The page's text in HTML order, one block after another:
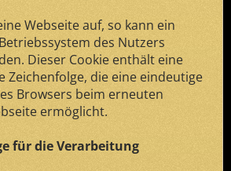
Webseite auf, so kann ein
des Nutzers
Dieser Cookie enthält eine
Zeichenfolge, die eine eindeutige
Browsers beim erneuten
ermöglicht.
für die Verarbeitung